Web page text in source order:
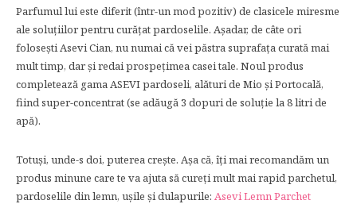
Parfumul lui este diferit (într-un mod pozitiv) de clasicele miresme
ale soluțiilor pentru curățat pardoselile. Așadar, de câte ori
folosești Asevi Cian, nu numai că vei păstra suprafața curată mai
mult timp, dar și redai prospețimea casei tale. Noul produs
completează gama ASEVI pardoseli, alături de Mio şi Portocală,
fiind super-concentrat (se adăugă 3 dopuri de soluție la 8 litri de
apă).
Totuși, unde-s doi, puterea crește. Așa că, îți mai recomandăm un
produs minune care te va ajuta să cureți mult mai rapid parchetul,
pardoselile din lemn, uşile şi dulapurile: Asevi Lemn Parchet